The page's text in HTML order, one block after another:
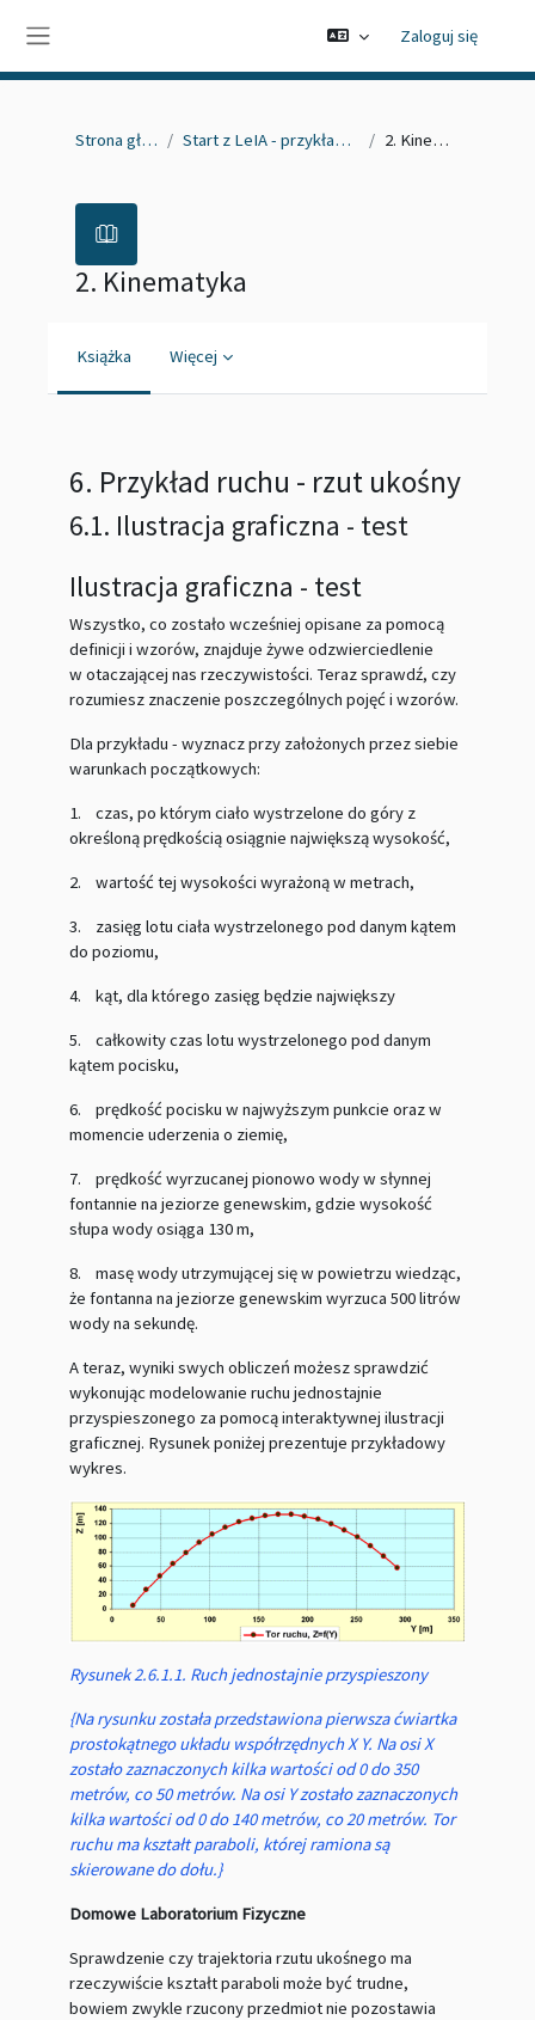
Zaloguj się
Strona główna Start z LeIA - przykładowy kurs 2. Kinematyka
2. Kinematyka
Książka Więcej
6. Przykład ruchu - rzut ukośny
6.1. Ilustracja graficzna - test
Ilustracja graficzna - test
Wszystko, co zostało wcześniej opisane za pomocą
definicji i wzorów, znajduje żywe odzwierciedlenie
w otaczającej nas rzeczywistości. Teraz sprawdź, czy
rozumiesz znaczenie poszczególnych pojęć i wzorów.
Dla przykładu - wyznacz przy założonych przez siebie
warunkach początkowych:
1. czas, po którym ciało wystrzelone do góry z
określoną prędkością osiągnie największą wysokość,
2. wartość tej wysokości wyrażoną w metrach,
3. zasięg lotu ciała wystrzelonego pod danym kątem
do poziomu,
4. kąt, dla którego zasięg będzie największy
5. całkowity czas lotu wystrzelonego pod danym
kątem pocisku,
6. prędkość pocisku w najwyższym punkcie oraz w
momencie uderzenia o ziemię,
7. prędkość wyrzucanej pionowo wody w słynnej
fontannie na jeziorze genewskim, gdzie wysokość
słupa wody osiąga 130 m,
8. masę wody utrzymującej się w powietrzu wiedząc,
że fontanna na jeziorze genewskim wyrzuca 500 litrów
wody na sekundę.
A teraz, wyniki swych obliczeń możesz sprawdzić
wykonując modelowanie ruchu jednostajnie
przyspieszonego za pomocą interaktywnej ilustracji
graficznej. Rysunek poniżej prezentuje przykładowy
wykres.
Rysunek 2.6.1.1. Ruch jednostajnie przyspieszony
{Na rysunku została przedstawiona pierwsza ćwiartka
prostokątnego układu współrzędnych X Y. Na osi X
zostało zaznaczonych kilka wartości od 0 do 350
metrów, co 50 metrów. Na osi Y zostało zaznaczonych
kilka wartości od 0 do 140 metrów, co 20 metrów. Tor
ruchu ma kształt paraboli, której ramiona są
skierowane do dołu.}
Domowe Laboratorium Fizyczne
Sprawdzenie czy trajektoria rzutu ukośnego ma
rzeczywiście kształt paraboli może być trudne,
bowiem zwykle rzucony przedmiot nie pozostawia